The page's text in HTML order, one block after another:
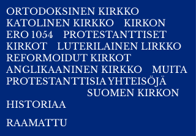
ORTODOKSINEN KIRKKO
KATOLINEN KIRKKO
KIRKON
ERO 1054
PROTESTANTTISET
KIRKOT
LUTERILAINEN LIRKKO
REFORMOIDUT KIRKOT
ANGLIKAANINEN KIRKKO
MUITA
PROTESTANTTISIA YHTEISÖJÄ
SUOMEN KIRKON
HISTORIAA
RAAMATTU